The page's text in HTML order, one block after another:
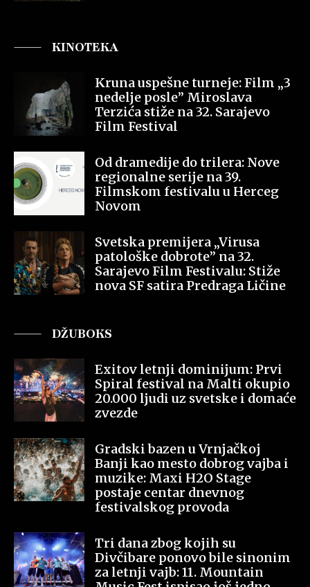
KINOTEKA
Kruna uspešne turneje: Film „3
nedelje posle” Miroslava
Terzića stiže na 32. Sarajevo
Film Festival
Od dramedije do trilera: Nove
regionalne serije na 39.
Filmskom festivalu u Herceg
Novom
Svetska premijera „Virusa
patološke dobrote” na 32.
Sarajevo Film Festivalu: Stiže
nova SF satira Predraga Ličine
DŽUBOKS
Exitov letnji dominijum: Prvi
Spiral festival na Malti okupio
20.000 ljudi uz svetske i domaće
zvezde
Gradski bazen u Vrnjačkoj
Banji kao mesto dobrog vajba i
muzike: Maxi H2O Stage
postaje centar dnevnog
festivalskog provoda
Tri dana zbog kojih su
Divčibare ponovo bile sinonim
za letnji vajb: 11. Mountain